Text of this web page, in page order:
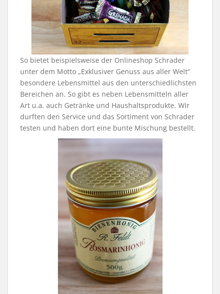
So bietet beispielsweise der Onlineshop Schrader
unter dem Motto „Exklusiver Genuss aus aller Welt“
besondere Lebensmittel aus den unterschiedlichsten
Bereichen an. So gibt es neben Lebensmitteln aller
Art u.a. auch Getränke und Haushaltsprodukte. Wir
durften den Service und das Sortiment von Schrader
testen und haben dort eine bunte Mischung bestellt.